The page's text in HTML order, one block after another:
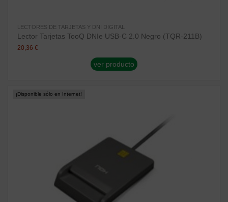
LECTORES DE TARJETAS Y DNI DIGITAL
Lector Tarjetas TooQ DNIe USB-C 2.0 Negro (TQR-211B)
20,36 €
ver producto
¡Disponible sólo en Internet!